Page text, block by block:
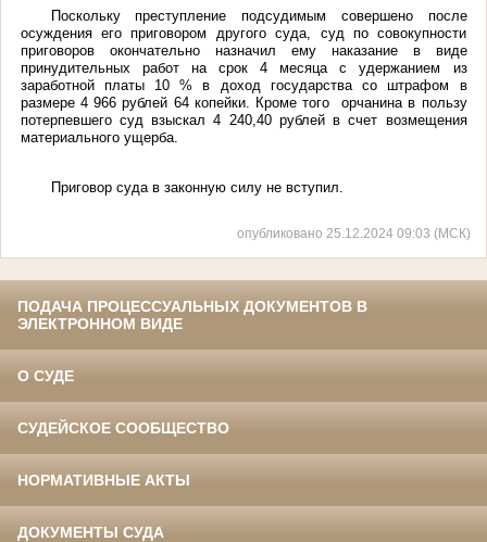
Поскольку преступление подсудимым совершено после
осуждения его приговором другого суда, суд по совокупности
приговоров окончательно назначил ему наказание в виде
принудительных работ на срок 4 месяца с удержанием из
заработной платы 10 % в доход государства со штрафом в
размере 4 966 рублей 64 копейки. Кроме того орчанина в пользу
потерпевшего суд взыскал 4 240,40 рублей в счет возмещения
материального ущерба.
Приговор суда в законную силу не вступил.
опубликовано 25.12.2024 09:03 (МСК)
ПОДАЧА ПРОЦЕССУАЛЬНЫХ ДОКУМЕНТОВ В
ЭЛЕКТРОННОМ ВИДЕ
О СУДЕ
СУДЕЙСКОЕ СООБЩЕСТВО
НОРМАТИВНЫЕ АКТЫ
ДОКУМЕНТЫ СУДА